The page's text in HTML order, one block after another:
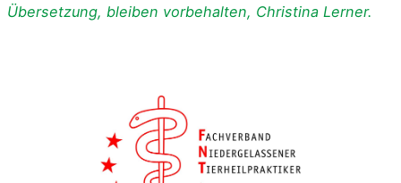
Übersetzung, bleiben vorbehalten, Christina Lerner.